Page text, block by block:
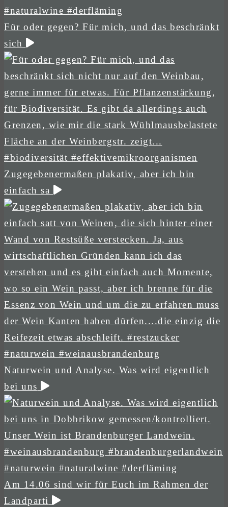
Für oder gegen? Für mich, und das beschränkt
sich
Zugegebenermaßen plakativ, aber ich bin
einfach sa
Naturwein und Analyse. Was wird eigentlich
bei uns
Am 14.06 sind wir für Euch im Rahmen der
Landparti